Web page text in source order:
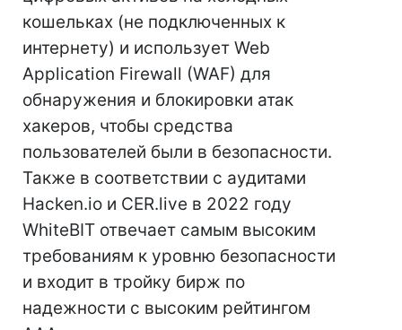
кошельках (не подключенных к
интернету) и использует Web
Application Firewall (WAF) для
обнаружения и блокировки атак
хакеров, чтобы средства
пользователей были в безопасности.
Также в соответствии с аудитами
Hacken.io и CER.live в 2022 году
WhiteBIT отвечает самым высоким
требованиям к уровню безопасности
и входит в тройку бирж по
надежности с высоким рейтингом